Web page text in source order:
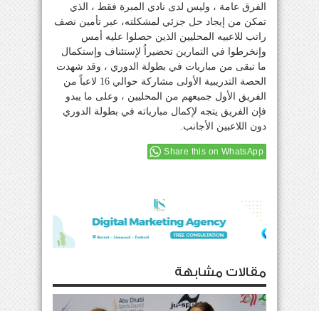
الفرق عامة ، وليس لدى نادي المبرة فقط ، الذي
تمكن من إيجاد حل جزئي لمشكلته، عبر تأمين نصف
راتب للاعبيه المحليين الذين حصلوا عليه أمس
وإنخرطوا في التمارين تحضيراُ لإستئناف وإستكمال
ما تبقى من مباريات في بطولة الدوري ، وقد شهدت
الحصة التدريبية الأولى مشاركة حوالي 16 لاعباً من
الفريق الأول جميعهم من المحليين ، وعلى ما يبدو
فإن الفريق يتجه لإكمال مبارياته في بطولة الدوري
دون اللاعبين الأجانب.
Share this on WhatsApp
مقالات مشابهة